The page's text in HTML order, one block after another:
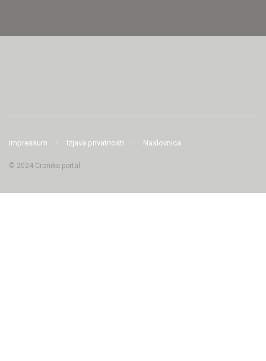
Impressum Izjava privatnosti Naslovnica
© 2024 Cronika portal